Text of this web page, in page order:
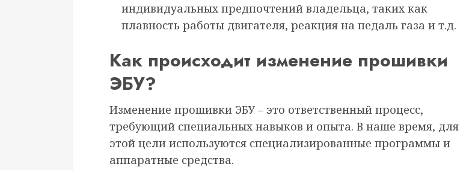
индивидуальных предпочтений владельца, таких как
плавность работы двигателя, реакция на педаль газа и т.д.
Как происходит изменение прошивки
ЭБУ?
Изменение прошивки ЭБУ – это ответственный процесс,
требующий специальных навыков и опыта. В наше время, для
этой цели используются специализированные программы и
аппаратные средства.